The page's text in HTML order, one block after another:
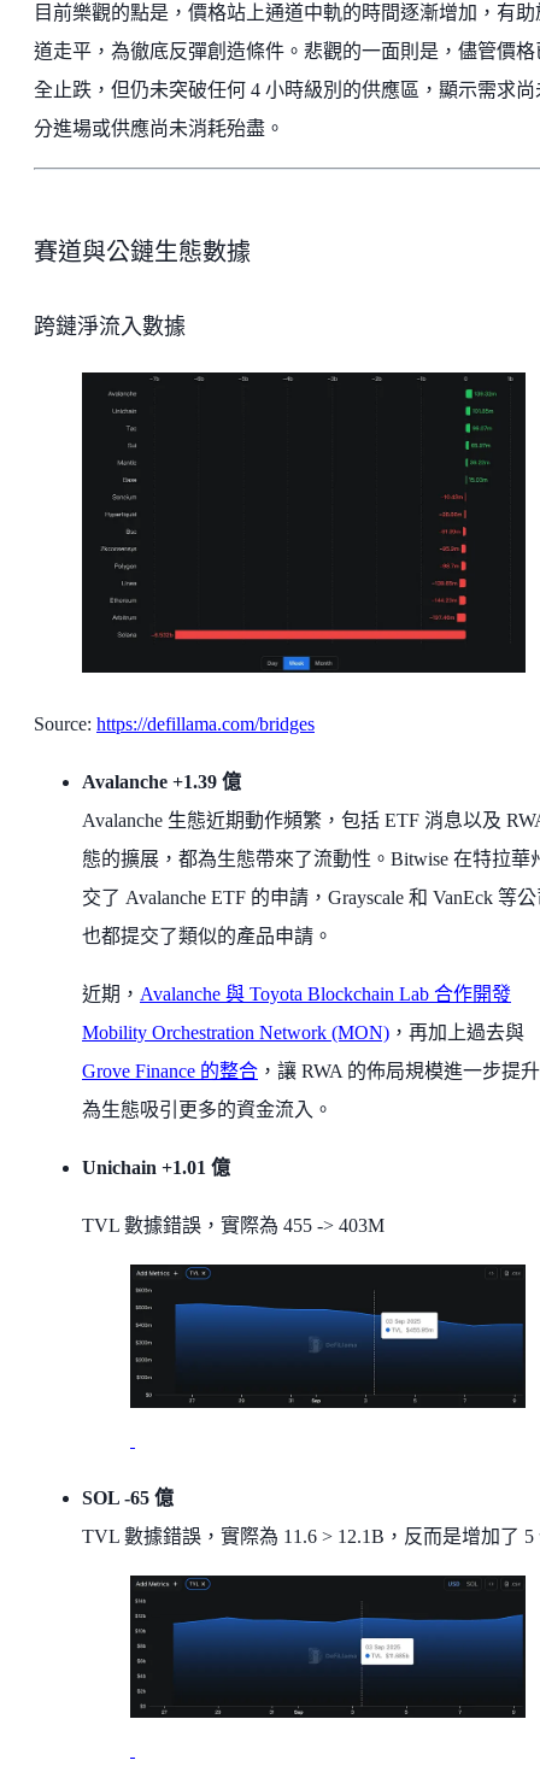
目前樂觀的點是，價格站上通道中軌的時間逐漸增加，有助
道走平，為徹底反彈創造條件。悲觀的一面則是，儘管價格
全止跌，但仍未突破任何 4 小時級別的供應區，顯示需求尚
分進場或供應尚未消耗殆盡。
賽道與公鏈生態數據
跨鏈淨流入數據
Source: https://defillama.com/bridges
Avalanche +1.39 億
Avalanche 生態近期動作頻繁，包括 ETF 消息以及
態的擴展，都為生態帶來了流動性。Bitwise 在特拉華
交了 Avalanche ETF 的申請，Grayscale 和 VanEck 等
也都提交了類似的產品申請。
近期， Avalanche 與 Toyota Blockchain Lab 合作開發
Mobility Orchestration Network (MON) ，再加上過去與
Grove Finance 的整合 ，讓 RWA 的佈局規模進一步提
為生態吸引更多的資金流入。
Unichain +1.01 億
TVL 數據錯誤，實際為 455 -> 403M
SOL -65 億
TVL 數據錯誤，實際為 11.6 > 12.1B，反而是增加了 5